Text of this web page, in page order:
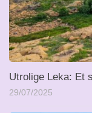
Utrolige Leka: Et
29/07/2025